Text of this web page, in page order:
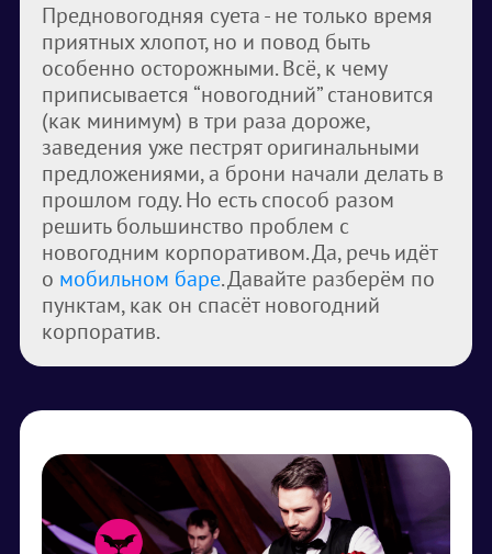
Предновогодняя суета - не только время
приятных хлопот, но и повод быть
особенно осторожными. Всё, к чему
приписывается “новогодний” становится
(как минимум) в три раза дороже,
заведения уже пестрят оригинальными
предложениями, а брони начали делать в
прошлом году. Но есть способ разом
решить большинство проблем с
новогодним корпоративом. Да, речь идёт
о мобильном баре. Давайте разберём по
пунктам, как он спасёт новогодний
корпоратив.